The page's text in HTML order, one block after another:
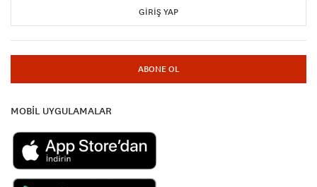
GIRIŞ YAP
ABONE OL
MOBİL UYGULAMALAR